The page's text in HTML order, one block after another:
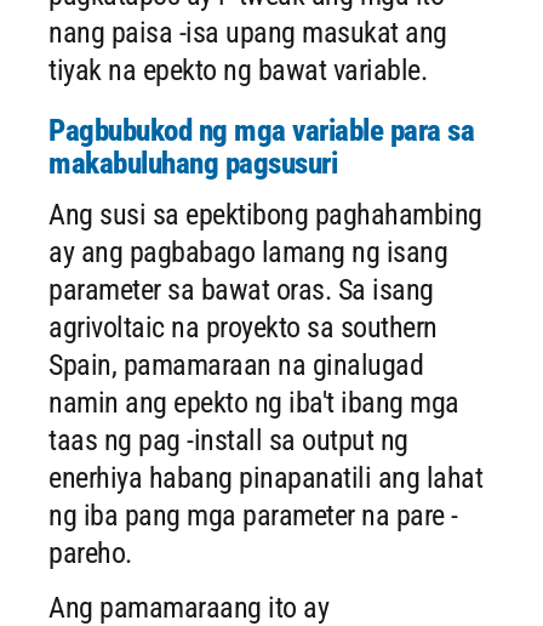
nang paisa -isa upang masukat ang
tiyak na epekto ng bawat variable.
Pagbubukod ng mga variable para sa
makabuluhang pagsusuri
Ang susi sa epektibong paghahambing
ay ang pagbabago lamang ng isang
parameter sa bawat oras. Sa isang
agrivoltaic na proyekto sa southern
Spain, pamamaraan na ginalugad
namin ang epekto ng iba't ibang mga
taas ng pag -install sa output ng
enerhiya habang pinapanatili ang lahat
ng iba pang mga parameter na pare -
pareho.
Ang pamamaraang ito ay